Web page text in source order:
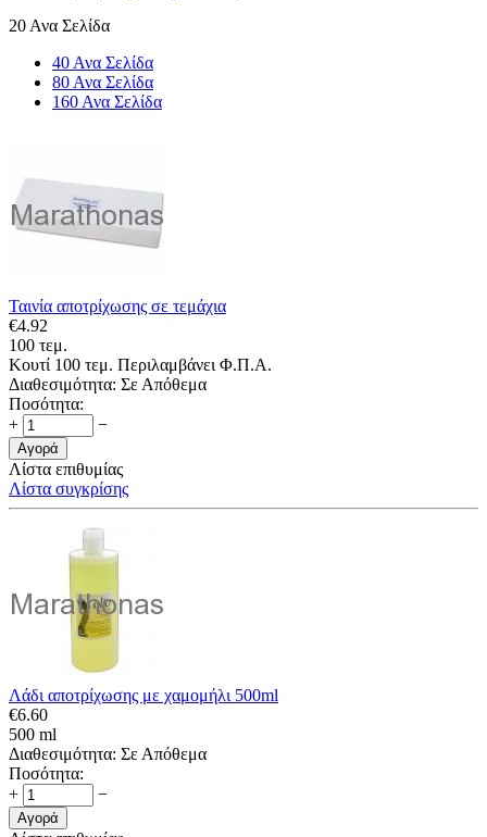
20 Ανα Σελίδα
40 Ανα Σελίδα
80 Ανα Σελίδα
160 Ανα Σελίδα
Ταινία αποτρίχωσης σε τεμάχια
€4.92
100 τεμ.
Κουτί 100 τεμ. Περιλαμβάνει Φ.Π.Α.
Διαθεσιμότητα: Σε Απόθεμα
Ποσότητα:
+
−
Αγορά
Λίστα επιθυμίας
Λίστα συγκρίσης
Λάδι αποτρίχωσης με χαμομήλι 500ml
€6.60
500 ml
Διαθεσιμότητα: Σε Απόθεμα
Ποσότητα:
+
−
Αγορά